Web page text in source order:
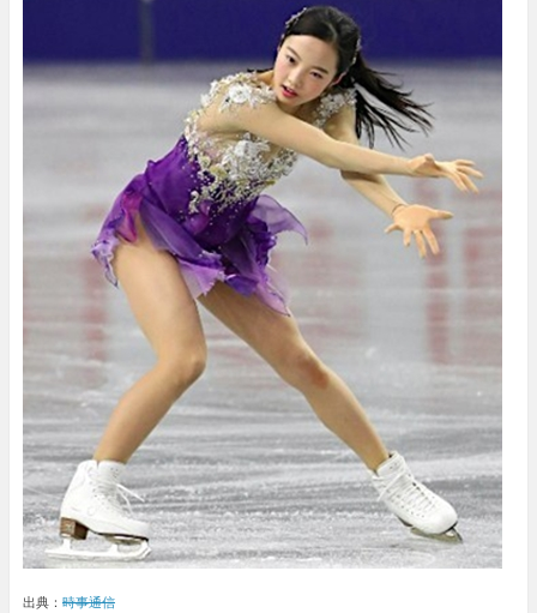
出典： 時事通信